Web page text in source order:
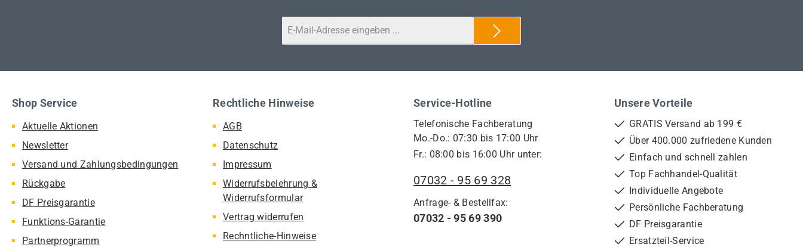
Service-Hotline
Telefonische Fachberatung
Mo.-Do.: 07:30 bis 17:00 Uhr
Fr.: 08:00 bis 16:00 Uhr unter:
07032 - 95 69 328
Anfrage- & Bestellfax:
07032 - 95 69 390
Shop Service
Aktuelle Aktionen
Newsletter
Versand und Zahlungsbedingungen
Rückgabe
DF Preisgarantie
Funktions-Garantie
Partnerprogramm
Rechtliche Hinweise
AGB
Datenschutz
Impressum
Widerrufsbelehrung &
Widerrufsformular
Vertrag widerrufen
Rechntliche-Hinweise
Unsere Vorteile
GRATIS Versand ab 199 €
Über 400.000 zufriedene Kunden
Einfach und schnell zahlen
Top Fachhandel-Qualität
Individuelle Angebote
Persönliche Fachberatung
DF Preisgarantie
Ersatzteil-Service